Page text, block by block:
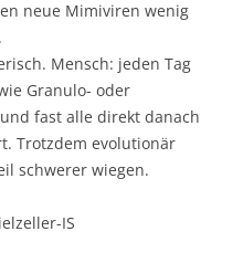
neue Mimiviren wenig
Mensch: jeden Tag
Granulo- oder
fast alle direkt danach
Trotzdem evolutionär
schwerer wiegen.
IS